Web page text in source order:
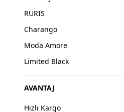
RURIS
Charango
Moda Amore
Limited Black
AVANTAJ
Hızlı Kargo